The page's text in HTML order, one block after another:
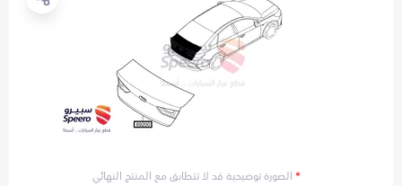
*الصورة توضيحية قد لا تتطابق مع المنتج النهائي